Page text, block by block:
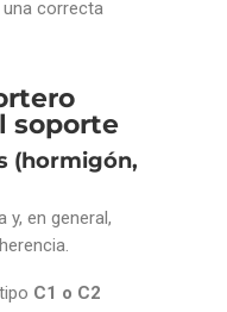
correcta
soporte
(hormigón,
y, en general,
C1 o C2